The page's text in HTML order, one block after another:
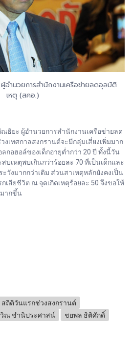
ำนวยการสำนักงานเครือข่ายลดอุลบัติ
เหตุ (สคอ.)
ะ ผู้อำนวยการสำนักงานเครือข่ายลด
งเทศกาลสงกรานต์จะมีกลุ่มเสี่ยงเพิ่มมาก
กอฮอล์ของเด็กอายุต่ำกว่า 20 ปี ทั้งนี้วัน
บเหตุพบเกินกว่าร้อยละ 70 ที่เป็นเด็กและ
วังมากกว่าเดิม ส่วนสาเหตุหลักยังคงเป็น
เสียชีวิต ณ จุดเกิดเหตุร้อยละ 50 จึงขอให้
ากขึ้น
สถิติวันแรกช่วงสงกรานต์
ณ ชํานิประศาสน์
ชยพล ธิติศักดิ์